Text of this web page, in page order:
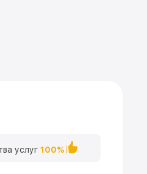
услуг 100%